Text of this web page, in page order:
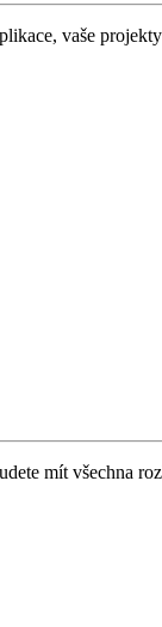
vaše
mít všechna